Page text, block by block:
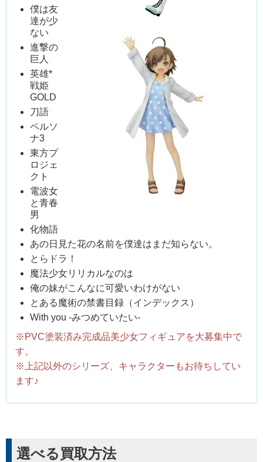
僕は友
達が少
ない
進撃の
巨人
英雄*
戦姫
GOLD
刀語
ペルソ
ナ3
東方プ
ロジェ
クト
電波女
と青春
男
化物語
あの日見た花の名前を僕達はまだ知らない。
とらドラ！
魔法少女リリカルなのは
俺の妹がこんなに可愛いわけがない
とある魔術の禁書目録（インデックス）
With you -みつめていたい-
※PVC塗装済み完成品美少女フィギュアを大募集中で
す。
※上記以外のシリーズ、キャラクターもお待ちしてい
ます♪
選べる買取方法